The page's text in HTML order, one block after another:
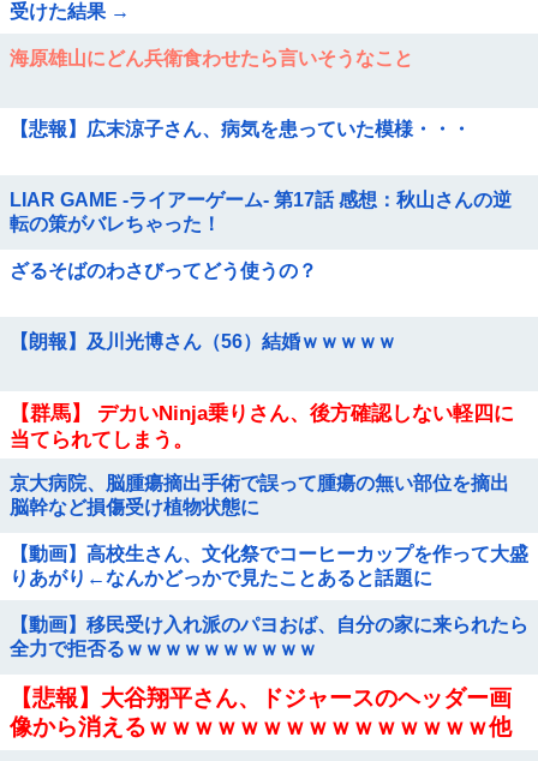
受けた結果 →
海原雄山にどん兵衛食わせたら言いそうなこと
【悲報】広末涼子さん、病気を患っていた模様・・・
LIAR GAME -ライアーゲーム- 第17話 感想：秋山さんの逆
転の策がバレちゃった！
ざるそばのわさびってどう使うの？
【朗報】及川光博さん（56）結婚ｗｗｗｗｗ
【群馬】 デカいNinja乗りさん、後方確認しない軽四に
当てられてしまう。
京大病院、脳腫瘍摘出手術で誤って腫瘍の無い部位を摘出
脳幹など損傷受け植物状態に
【動画】高校生さん、文化祭でコーヒーカップを作って大盛
りあがり←なんかどっかで見たことあると話題に
【動画】移民受け入れ派のパヨおば、自分の家に来られたら
全力で拒否るｗｗｗｗｗｗｗｗｗｗ
【悲報】大谷翔平さん、ドジャースのヘッダー画
像から消えるｗｗｗｗｗｗｗｗｗｗｗｗｗｗｗ他